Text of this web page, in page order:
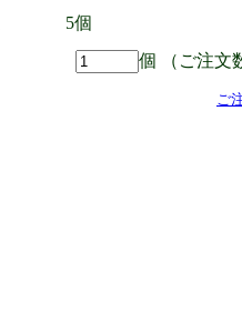
5個
個 （ご注文
ご